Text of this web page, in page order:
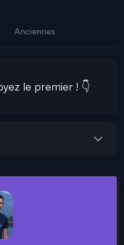
Anciennes
le premier ! 👇